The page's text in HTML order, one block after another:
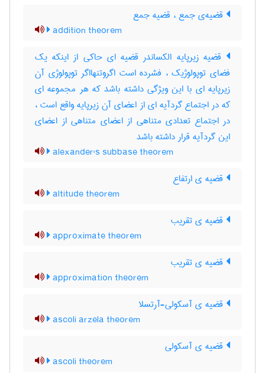
قضیه‌ی جمع ، قضیه جمع
addition theorem
قضیه زیرپایه الکساندر قضیه ای حاکی از اینکه یک
فضای توپولوژیک ، فشرده است اگروتنهااگر توپولوژی آن
زیرپایه ای با این ویژگی داشته باشد که هر مجموعه ای
که در اجتماع گردآیه ای از اعضای آن زیرپایه واقع است ،
در اجتماع تعدادی متناهی از اعضای متناهی از اعضای
این گردآیه قرار داشته باشد
alexander's subbase theorem
قضیه ی ارتفاع
altitude theorem
قضیه ی تقریب
approximate theorem
قضیه ی تقریب
approximation theorem
قضیه ی آسکولی-آرتسلا
ascoli arzela theorem
قضیه ی آسکولی
ascoli theorem